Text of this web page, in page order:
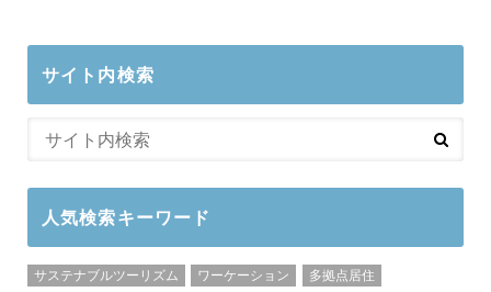
サイト内検索
人気検索キーワード
サステナブルツーリズム ワーケーション
多拠点居住